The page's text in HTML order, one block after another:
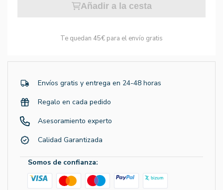
Añadir a la cesta
Te quedan 45€ para el envío gratis
Envíos gratis y entrega en 24-48 horas
Regalo en cada pedido
Asesoramiento experto
Calidad Garantizada
Somos de confianza: